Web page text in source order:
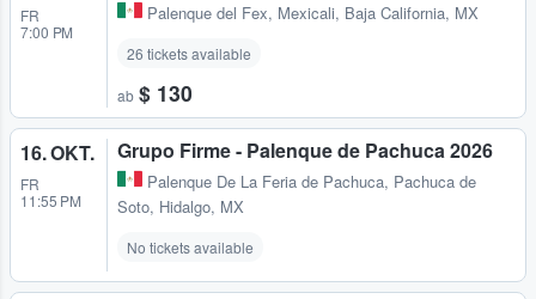
FR
7:00 PM
Palenque del Fex, Mexicali, Baja California, MX
26 tickets available
ab $ 130
16. OKT.
FR
11:55 PM
Grupo Firme - Palenque de Pachuca 2026
Palenque De La Feria de Pachuca, Pachuca de
Soto, Hidalgo, MX
No tickets available